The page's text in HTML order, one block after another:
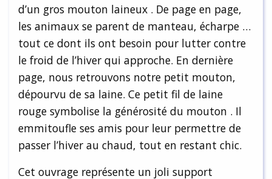
d’un gros mouton laineux . De page en page,
les animaux se parent de manteau, écharpe …
tout ce dont ils ont besoin pour lutter contre
le froid de l’hiver qui approche. En dernière
page, nous retrouvons notre petit mouton,
dépourvu de sa laine. Ce petit fil de laine
rouge symbolise la générosité du mouton . Il
emmitoufle ses amis pour leur permettre de
passer l’hiver au chaud, tout en restant chic.
Cet ouvrage représente un joli support